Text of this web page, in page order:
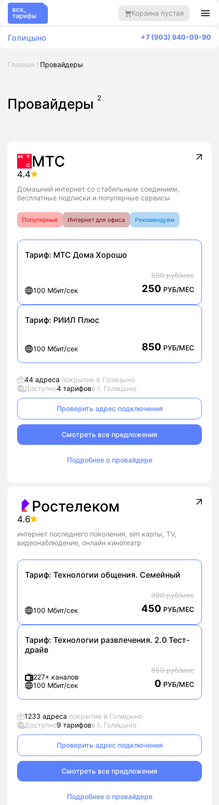
Корзина пустая
Голицыно +7 (903) 940-09-90
Главная Провайдеры
Провайдеры 2
МТС
4.4
Домашний интернет со стабильным соединием,
бесплатные подписки и популярные сервисы
Популярные Интернет для офиса Рекомендуем
Тариф: МТС Дома Хорошо
100 Мбит/сек
500 руб/мес
250 РУБ/МЕС
Тариф: РИИЛ Плюс
100 Мбит/сек 850 РУБ/МЕС
44 адреса покрытие в Голицыно
Доступно4 тарифовв г. Голицыно
Проверить адрес подключения
Смотреть все предложения
Подробнее о провайдере
Ростелеком
4.6
интернет последнего поколения, sim карты, TV,
видеонаблюдение, онлайн кинотеатр
Тариф: Технологии общения. Семейный
100 Мбит/сек
900 руб/мес
450 РУБ/МЕС
Тариф: Технологии развлечения. 2.0 Тест-
драйв
227+ каналов
100 Мбит/сек
650 руб/мес
0 РУБ/МЕС
1233 адреса покрытие в Голицыно
Доступно9 тарифовв г. Голицыно
Проверить адрес подключения
Смотреть все предложения
Подробнее о провайдере